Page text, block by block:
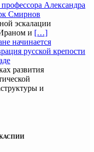
Александра
Смирнов
эскалации
и […]
начинается
русской крепости
развития
и